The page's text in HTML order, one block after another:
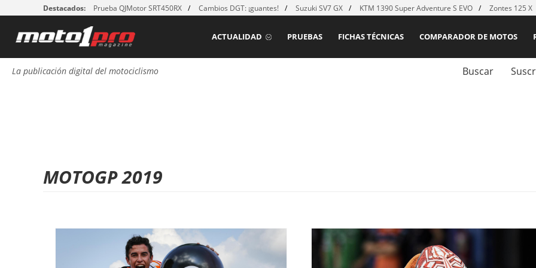
Destacados: Prueba QJMotor SRT450RX Cambios DGT: ¡guantes! Suzuki SV7 GX KTM 1390 Super Adventure S EVO Zontes 125 X
COMPARADOR DE MOTOS
FICHAS TÉCNICAS
PRUEBAS
ACTUALIDAD
La publicación digital del motociclismo Buscar
MOTOGP 2019